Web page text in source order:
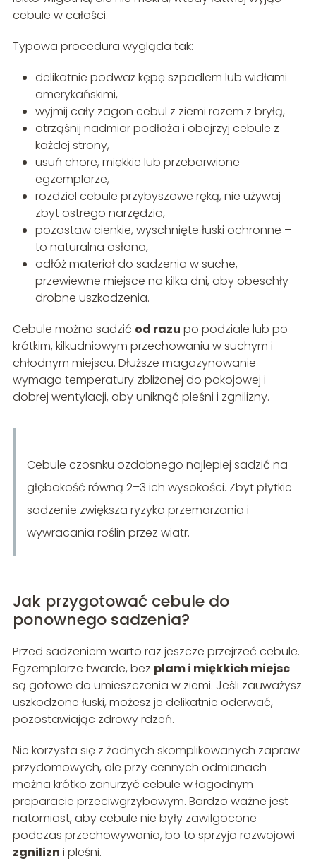
cebule w całości.
Typowa procedura wygląda tak:
delikatnie podważ kępę szpadlem lub widłami
amerykańskimi,
wyjmij cały zagon cebul z ziemi razem z bryłą,
otrząśnij nadmiar podłoża i obejrzyj cebule z
każdej strony,
usuń chore, miękkie lub przebarwione
egzemplarze,
rozdziel cebule przybyszowe ręką, nie używaj
zbyt ostrego narzędzia,
pozostaw cienkie, wyschnięte łuski ochronne –
to naturalna osłona,
odłóż materiał do sadzenia w suche,
przewiewne miejsce na kilka dni, aby obeschły
drobne uszkodzenia.
Cebule można sadzić od razu po podziale lub po
krótkim, kilkudniowym przechowaniu w suchym i
chłodnym miejscu. Dłuższe magazynowanie
wymaga temperatury zbliżonej do pokojowej i
dobrej wentylacji, aby uniknąć pleśni i zgnilizny.
Cebule czosnku ozdobnego najlepiej sadzić na
głębokość równą 2–3 ich wysokości. Zbyt płytkie
sadzenie zwiększa ryzyko przemarzania i
wywracania roślin przez wiatr.
Jak przygotować cebule do
ponownego sadzenia?
Przed sadzeniem warto raz jeszcze przejrzeć cebule.
Egzemplarze twarde, bez plam i miękkich miejsc
są gotowe do umieszczenia w ziemi. Jeśli zauważysz
uszkodzone łuski, możesz je delikatnie oderwać,
pozostawiając zdrowy rdzeń.
Nie korzysta się z żadnych skomplikowanych zapraw
przydomowych, ale przy cennych odmianach
można krótko zanurzyć cebule w łagodnym
preparacie przeciwgrzybowym. Bardzo ważne jest
natomiast, aby cebule nie były zawilgocone
podczas przechowywania, bo to sprzyja rozwojowi
zgnilizn i pleśni.